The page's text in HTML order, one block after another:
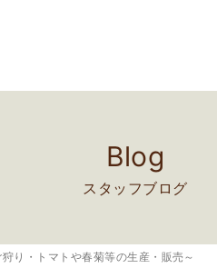
Blog
スタッフブログ
り・トマトや春菊等の生産・販売～